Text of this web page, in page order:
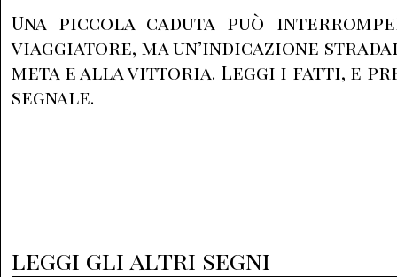
Una piccola caduta può
viaggiatore, ma un’indicazione
meta e alla vittoria. Leggi i fatti, e
segnale.
leggi gli altri segni